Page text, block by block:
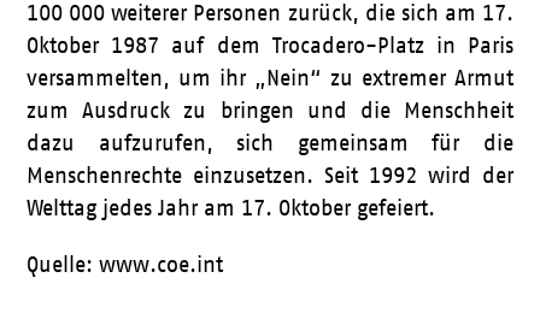
100 000 weiterer Personen zurück, die sich am 17.
Oktober 1987 auf dem Trocadero-Platz in Paris
versammelten, um ihr „Nein“ zu extremer Armut
zum Ausdruck zu bringen und die Menschheit
dazu aufzurufen, sich gemeinsam für die
Menschenrechte einzusetzen. Seit 1992 wird der
Welttag jedes Jahr am 17. Oktober gefeiert.
Quelle: www.coe.int